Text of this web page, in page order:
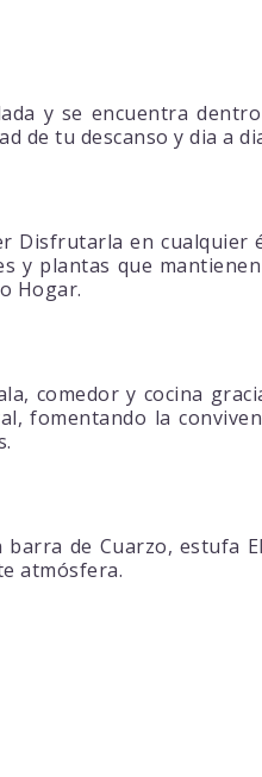
y se encuentra
de tu descanso y dia a
Disfrutarla en cualquier
y plantas que
Hogar.
comedor y cocina
fomentando la
de Cuarzo, estufa
atmósfera.